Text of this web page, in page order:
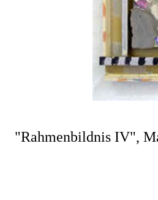
"Rahmenbildnis IV",